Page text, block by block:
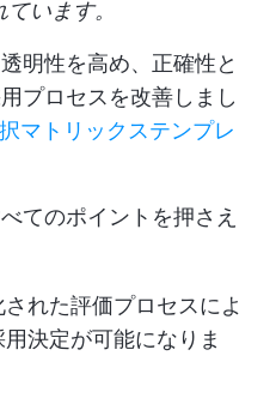
います。
明性を高め、正確性と
プロセスを改善しまし
マトリックステンプレ
てのポイントを押さえ
れた評価プロセスによ
決定が可能になりま